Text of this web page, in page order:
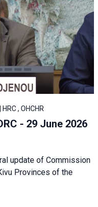
, OHCHR
- 29 June 2026
update of Commission
Provinces of the